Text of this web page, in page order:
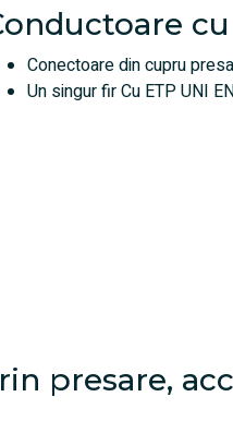
Conectoare din cupru
Un singur fir Cu ETP UNI
presare,